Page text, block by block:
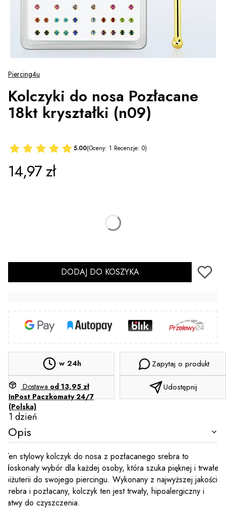
Piercing4u
Kolczyki do nosa Pozłacane
18kt kryształki (n09)
5.00(Oceny: 1 Recenzje: 0)
Cena
14,97 zł
DODAJ DO KOSZYKA
w 24h
Dostawa od 13,95 zł
InPost Paczkomaty 24/7
(Polska)
1 dzień
Zapytaj o produkt
Udostępnij
Opis
Ten stylowy kolczyk do nosa z pozłacanego srebra to
doskonały wybór dla każdej osoby, która szuka pięknej i trwałej
biżuterii do swojego piercingu. Wykonany z najwyższej jakości
srebra i pozłacany, kolczyk ten jest trwały, hipoalergiczny i
łatwy do czyszczenia.